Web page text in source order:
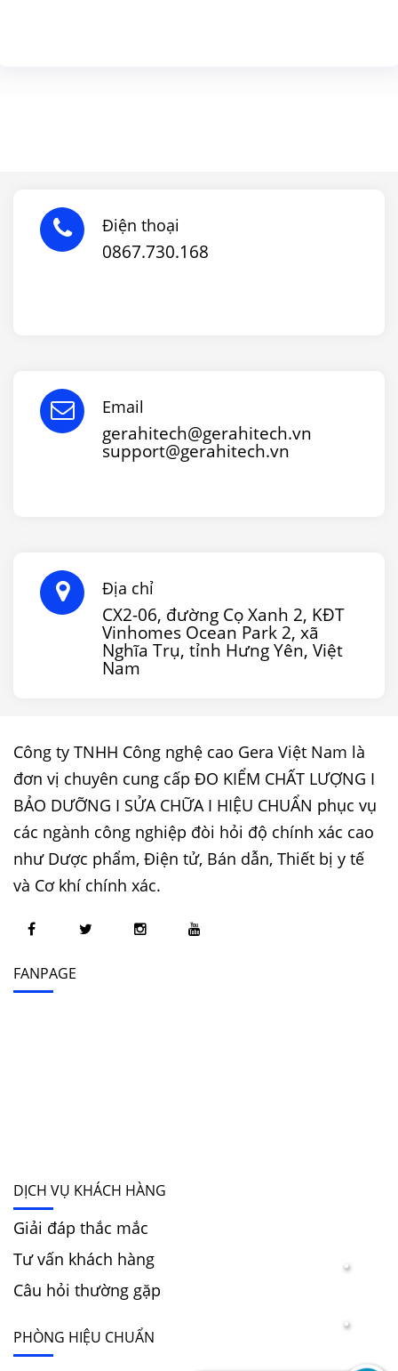
Điện thoại
0867.730.168
Email
gerahitech@gerahitech.vn
support@gerahitech.vn
Địa chỉ
CX2-06, đường Cọ Xanh 2, KĐT
Vinhomes Ocean Park 2, xã
Nghĩa Trụ, tỉnh Hưng Yên, Việt
Nam
Công ty TNHH Công nghệ cao Gera Việt Nam là
đơn vị chuyên cung cấp ĐO KIỂM CHẤT LƯỢNG I
BẢO DƯỠNG I SỬA CHỮA I HIỆU CHUẨN phục vụ
các ngành công nghiệp đòi hỏi độ chính xác cao
như Dược phẩm, Điện tử, Bán dẫn, Thiết bị y tế
và Cơ khí chính xác.
FANPAGE
DỊCH VỤ KHÁCH HÀNG
Giải đáp thắc mắc
Tư vấn khách hàng
Câu hỏi thường gặp
PHÒNG HIỆU CHUẨN